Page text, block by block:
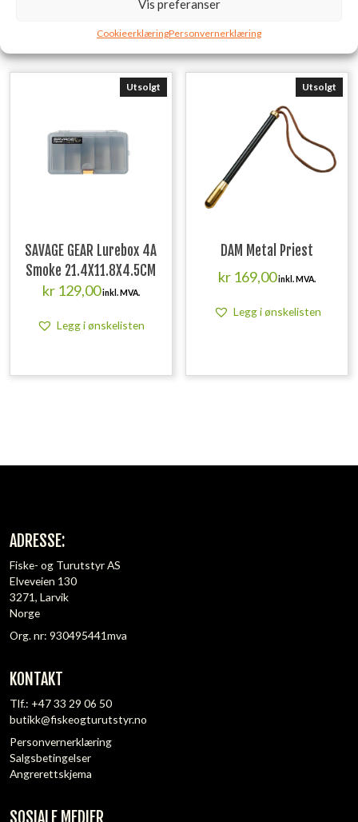
Vis preferanser
CookieerklæringPersonvernerklæring
Legg i ønskelisten
Utsolgt
SAVAGE GEAR Lurebox 4A
Smoke 21.4X11.8X4.5CM
kr129,00inkl. MVA.
Legg i ønskelisten
Utsolgt
DAM Metal Priest
kr 169,00inkl. MVA.
Legg i ønskelisten
ADRESSE:
Fiske- og Turutstyr AS
Elveveien 130
3271, Larvik
Norge
Org. nr: 930495441mva
KONTAKT
Tlf.: +47 33 29 06 50
butikk@fiskeogturutstyr.no
Personvernerklæring
Salgsbetingelser
Angrerettskjema
SOSIALE MEDIER